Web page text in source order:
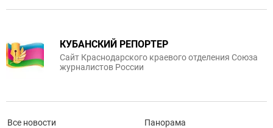
КУБАНСКИЙ РЕПОРТЕР
Сайт Краснодарского краевого отделения Союза
журналистов России
Все новости Панорама